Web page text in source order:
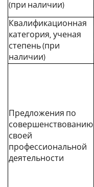
(при наличии)
Квалификационная
категория, ученая
степень (при
наличии)
Предложения по
совершенствованию
своей
профессиональной
деятельности